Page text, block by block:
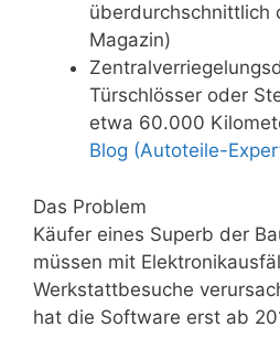
überdurchschnittlich
Magazin)
Türschlösser oder
etwa 60.000
Blog (Autoteile-
Das Problem
Käufer eines Superb der
müssen mit
Werkstattbesuche
hat die Software erst ab